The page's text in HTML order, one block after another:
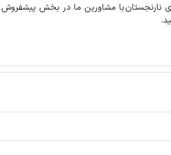
نارنجستان با مشاورین ما در بخش